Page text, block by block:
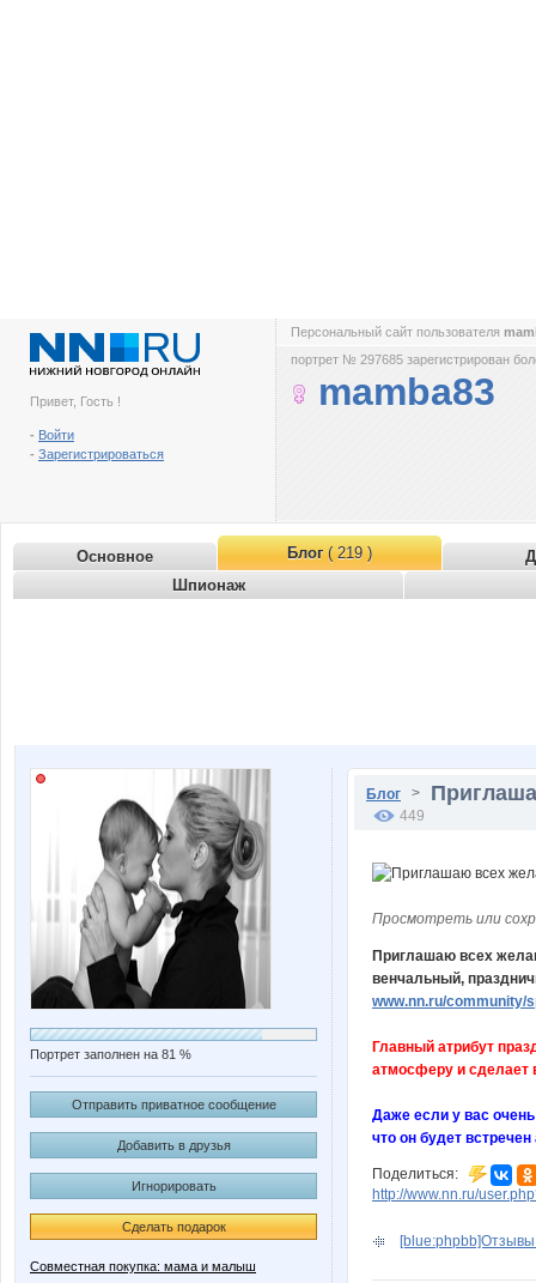
Привет, Гость !
- Войти
- Зарегистрироваться
Персональный сайт пользователя
портрет № 297685 зарегистрирован
mamba83
Основное Блог( 219 )
Шпионаж
Портрет заполнен на 81 %
Отправить приватное сообщение
Добавить в друзья
Игнорировать
Сделать подарок
Совместная покупка: мама и малыш
Блог >
449
Просмотреть или
Приглашаю всех
венчальный,
www.nn.ru/community/
Главный атрибут
атмосферу и
Даже если у вас
что он будет
Поделиться:
http://www.nn.ru/
[blue:phpbb]Отзывы